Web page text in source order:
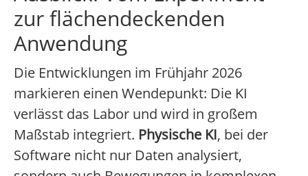
zur flächendeckenden
Anwendung
Die Entwicklungen im Frühjahr 2026
markieren einen Wendepunkt: Die KI
verlässt das Labor und wird in großem
Maßstab integriert. Physische KI, bei der
Software nicht nur Daten analysiert,